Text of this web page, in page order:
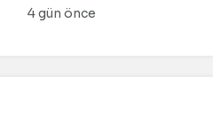
Duvarı: Luka
4 gün önce